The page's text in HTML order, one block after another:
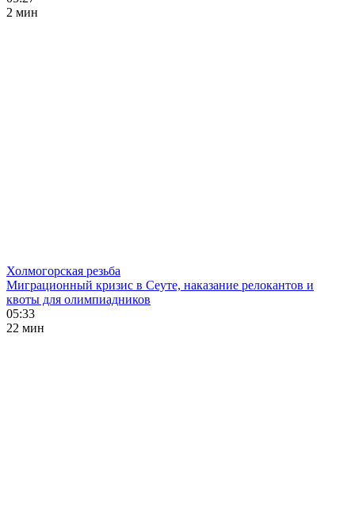
2 мин
Холмогорская резьба
Миграционный кризис в Сеуте, наказание релокантов и
квоты для олимпиадников
05:33
22 мин